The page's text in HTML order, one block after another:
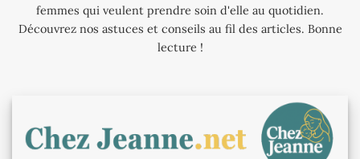
femmes qui veulent prendre soin d'elle au quotidien.
Découvrez nos astuces et conseils au fil des articles. Bonne
lecture !